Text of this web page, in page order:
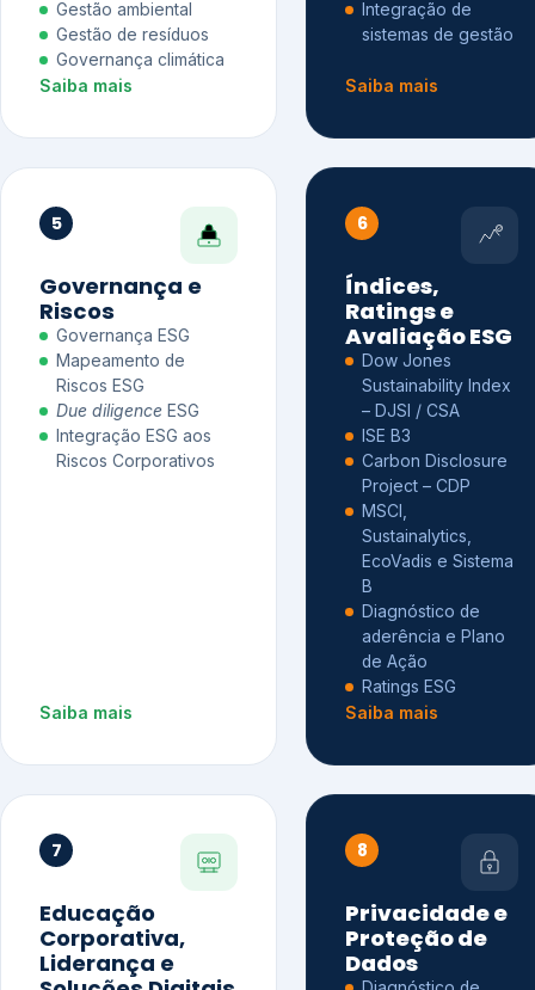
Gestão ambiental
Gestão de resíduos
Governança climática
Saiba mais
Integração de
sistemas de gestão
Saiba mais
5
Governança e
Riscos
Governança ESG
Mapeamento de
Riscos ESG
Due diligence ESG
Integração ESG aos
Riscos Corporativos
Saiba mais
6
Índices,
Ratings e
Avaliação ESG
Dow Jones
Sustainability Index
– DJSI / CSA
ISE B3
Carbon Disclosure
Project – CDP
MSCI,
Sustainalytics,
EcoVadis e Sistema
B
Diagnóstico de
aderência e Plano
de Ação
Ratings ESG
Saiba mais
7
Educação
Corporativa,
Liderança e
8
Privacidade e
Proteção de
Dados